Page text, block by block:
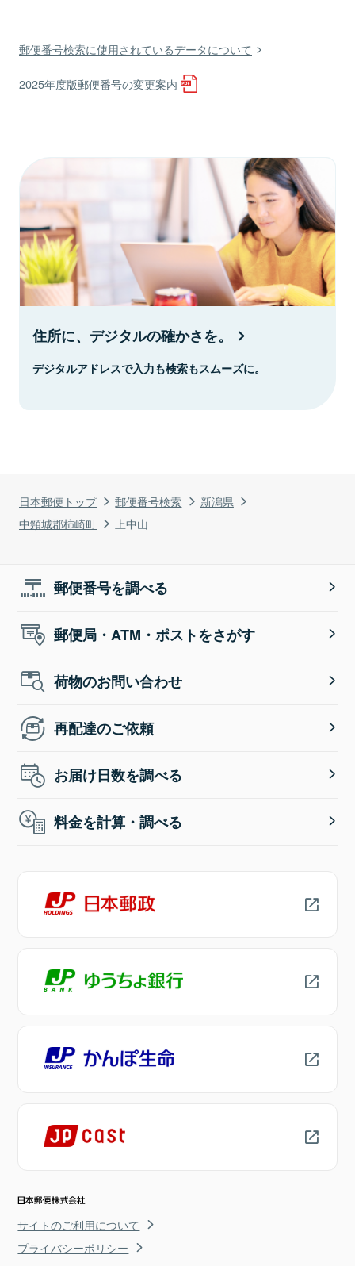
日本郵便トップ 郵便番号検索
新潟県
中頸城郡柿崎町
上中山
郵便番号検索に使用されているデータについて
2025年度版郵便番号の変更案内
住所に、デジタルの確かさを。
デジタルアドレスで入力も検索もスムーズに。
郵便番号を調べる
郵便局・ATM・ポストをさがす
荷物のお問い合わせ
再配達のご依頼
お届け日数を調べる
料金を計算・調べる
サイトのご利用について
プライバシーポリシー